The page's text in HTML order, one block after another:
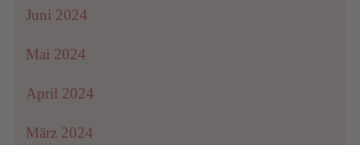
Juni 2024
Mai 2024
April 2024
März 2024